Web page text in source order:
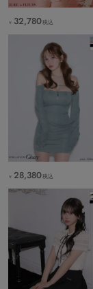
￥ 32,780税込
￥ 28,380税込